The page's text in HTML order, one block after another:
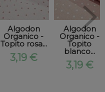
Algodon
Organico -
Topito rosa...
3,19 €
Algodon
Organico -
Topito
blanco...
3,19 €